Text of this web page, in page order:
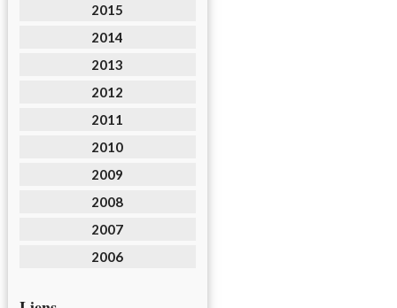
2015
2014
2013
2012
2011
2010
2009
2008
2007
2006